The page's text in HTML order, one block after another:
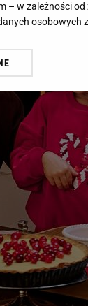
– w zależności
osobowych
na
narzędzie do
w stopce serwisu
pomocą ustawień
możemy
lub dostęp
Lista